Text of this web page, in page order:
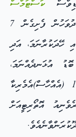
ކަސްޓަމްސް
ސަރވިސްއިން އިންވާޑް ކްލިއަރަންސް ދޭ ދުވަހުން ފެށިގެން 7
ހޭދަކުރާނަމަ، އަދި
ހޯދުމަށް ޓަކައި 1,000 (އެއްހާސް)އެމެރިކާ
އޮތޯރިޓީއަށް